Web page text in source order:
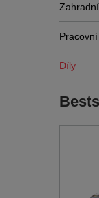
Díly